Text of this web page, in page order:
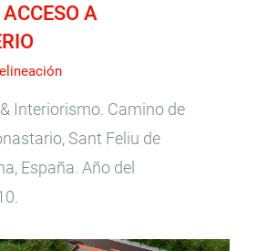
A
Interiorismo. Camino de
Sant Feliu de
España. Año del